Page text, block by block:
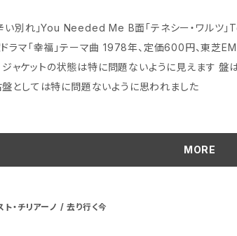
別れ」You Needed Me B面「テネシー・ワルツ」Tennessee
ーマ曲 1978年、定価600円、東芝EMI、番号ECR-20504 アン・マレー Anne M
としては特に問題ないように思われました
MORE
ト・チリアーノ / 去り行く今